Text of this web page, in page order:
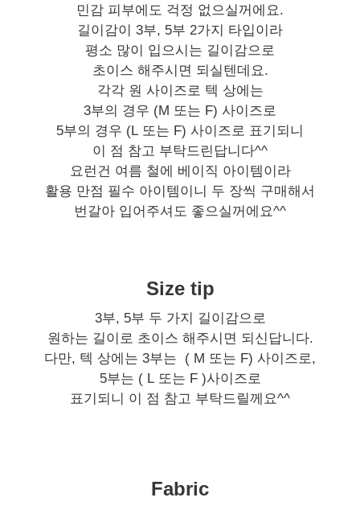
민감 피부에도 걱정 없으실꺼에요.
길이감이 3부, 5부 2가지 타입이라
평소 많이 입으시는 길이감으로
초이스 해주시면 되실텐데요.
각각 원 사이즈로 텍 상에는
3부의 경우 (M 또는 F) 사이즈로
5부의 경우 (L 또는 F) 사이즈로 표기되니
이 점 참고 부탁드린답니다^^
요런건 여름 철에 베이직 아이템이라
활용 만점 필수 아이템이니 두 장씩 구매해서
번갈아 입어주셔도 좋으실꺼에요^^
Size tip
3부, 5부 두 가지 길이감으로
원하는 길이로 초이스 해주시면 되신답니다.
다만, 텍 상에는 3부는 ( M 또는 F) 사이즈로,
5부는 ( L 또는 F )사이즈로
표기되니 이 점 참고 부탁드릴께요^^
Fabric